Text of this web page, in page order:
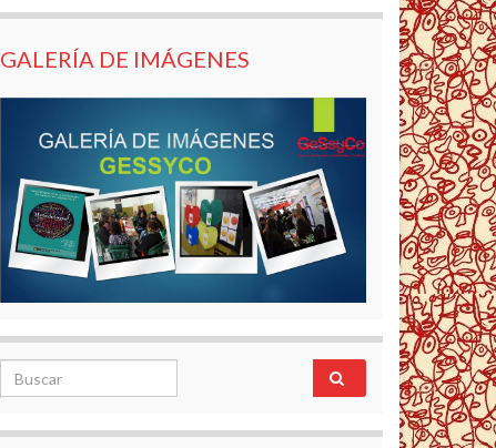
GALERÍA DE IMÁGENES
Search for: